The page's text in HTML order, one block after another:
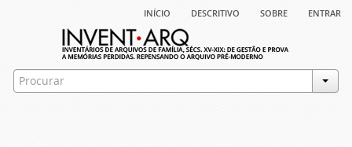
início descritivo sobre entrar